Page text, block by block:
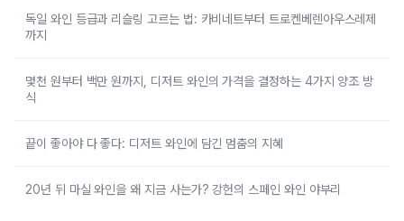
독일 와인 등급과 리슬링 고르는 법: 카비네트부터 트로켄베렌아우스레제
까지
몇천 원부터 백만 원까지, 디저트 와인의 가격을 결정하는 4가지 양조 방
식
끝이 좋아야 다 좋다: 디저트 와인에 담긴 멈춤의 지혜
20년 뒤 마실 와인을 왜 지금 사는가? 강헌의 스페인 와인 야부리